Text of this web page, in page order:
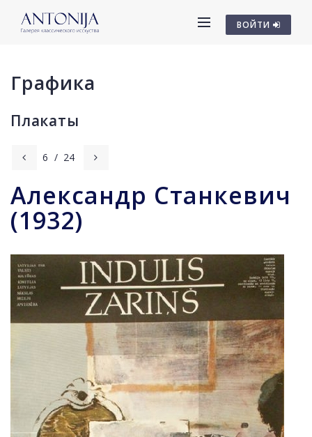
ВОЙТИ
Графика
Плакаты
6 / 24
Aлександр Станкевич
(1932)